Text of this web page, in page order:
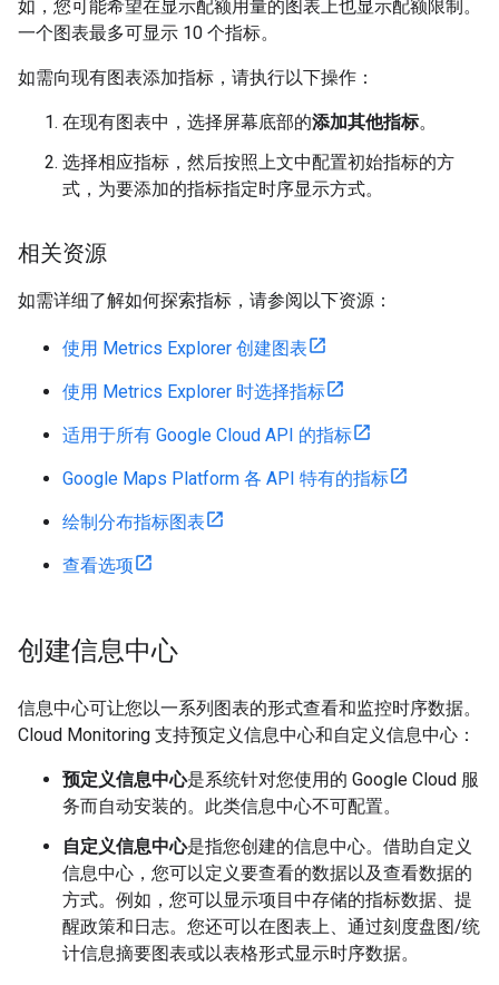
如，您可能希望在显示配额用量的图表上也显示配额限制。
一个图表最多可显示 10 个指标。
如需向现有图表添加指标，请执行以下操作：
在现有图表中，选择屏幕底部的添加其他指标。
选择相应指标，然后按照上文中配置初始指标的方
式，为要添加的指标指定时序显示方式。
相关资源
如需详细了解如何探索指标，请参阅以下资源：
使用 Metrics Explorer 创建图表
使用 Metrics Explorer 时选择指标
适用于所有 Google Cloud API 的指标
Google Maps Platform 各 API 特有的指标
绘制分布指标图表
查看选项
创建信息中心
信息中心可让您以一系列图表的形式查看和监控时序数据。
Cloud Monitoring 支持预定义信息中心和自定义信息中心：
预定义信息中心是系统针对您使用的 Google Cloud 服
务而自动安装的。此类信息中心不可配置。
自定义信息中心是指您创建的信息中心。借助自定义
信息中心，您可以定义要查看的数据以及查看数据的
方式。例如，您可以显示项目中存储的指标数据、提
醒政策和日志。您还可以在图表上、通过刻度盘图/统
计信息摘要图表或以表格形式显示时序数据。